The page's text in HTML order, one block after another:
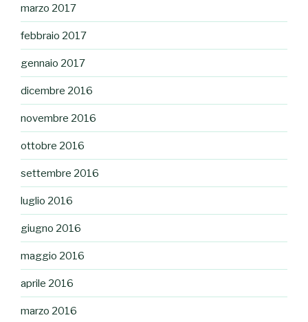
marzo 2017
febbraio 2017
gennaio 2017
dicembre 2016
novembre 2016
ottobre 2016
settembre 2016
luglio 2016
giugno 2016
maggio 2016
aprile 2016
marzo 2016